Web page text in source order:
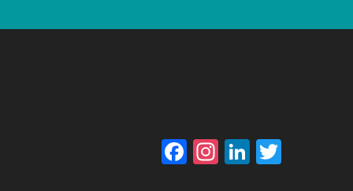
Facebook
Instagram
LinkedIn